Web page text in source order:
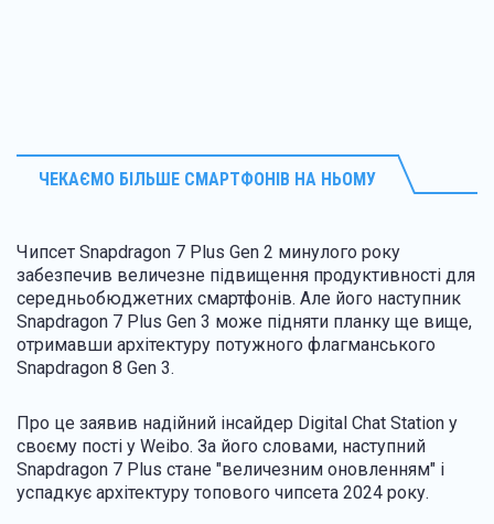
ЧЕКАЄМО БІЛЬШЕ СМАРТФОНІВ НА НЬОМУ
Чипсет Snapdragon 7 Plus Gen 2 минулого року
забезпечив величезне підвищення продуктивності для
середньобюджетних смартфонів. Але його наступник
Snapdragon 7 Plus Gen 3 може підняти планку ще вище,
отримавши архітектуру потужного флагманського
Snapdragon 8 Gen 3.
Про це заявив надійний інсайдер Digital Chat Station у
своєму пості у Weibo. За його словами, наступний
Snapdragon 7 Plus стане "величезним оновленням" і
успадкує архітектуру топового чипсета 2024 року.